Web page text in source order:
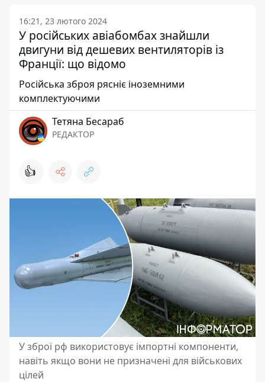
16:21, 23 лютого 2024
У російських авіабомбах знайшли
двигуни від дешевих вентиляторів із
Франції: що відомо
Російська зброя рясніє іноземними
комплектуючими
Тетяна Бесараб
РЕДАКТОР
👍
У зброї рф використовує імпортні компоненти,
навіть якщо вони не призначені для військових
цілей